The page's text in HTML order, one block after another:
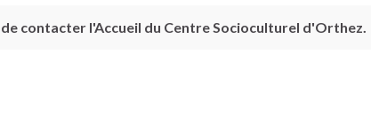
contacter l'Accueil du Centre Socioculturel d'Orthez.